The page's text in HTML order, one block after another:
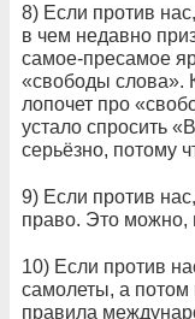
8) Если против
в чем недавно
самое-пресамое
«свободы слова».
лопочет про
устало спросить
серьёзно, потому
9) Если против
право. Это можно,
10) Если против
самолеты, а потом
правила